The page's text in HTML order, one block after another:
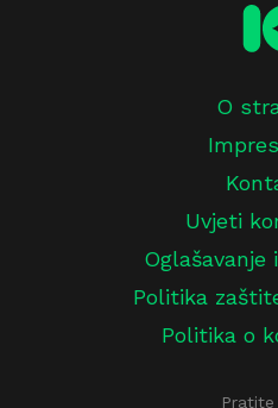
O
Uvjeti
Oglašavanje
Politika
Politika o
Pratite